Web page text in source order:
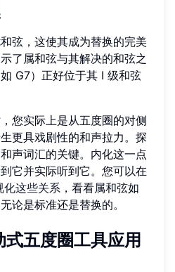
弦，这使其成为替换的完美
了属和弦与其解决的和弦之
G7）正好位于其 I 级和弦
您实际上是从五度圈的对侧
更具戏剧性的和声拉力。探
声词汇的关键。内化这一点
它并实际听到它。您可以在
化这些关系 ，看看属和弦如
论是标准还是替换的。
五度圈工具应用